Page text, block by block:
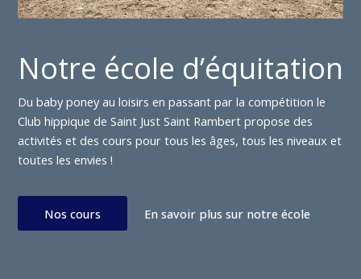
Notre école d’équitation
Du baby poney au loisirs en passant par la compétition le
Club hippique de Saint Just Saint Rambert propose des
activités et des cours pour tous les âges, tous les niveaux et
toutes les envies !
Nos cours En savoir plus sur notre école